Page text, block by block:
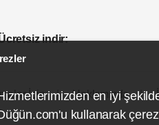
indir:
İçin Hakkımızda
en iyi
kullanarak